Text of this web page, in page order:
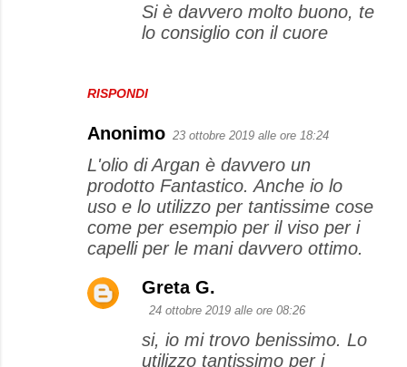
RISPONDI
Si è davvero molto buono, te
lo consiglio con il cuore
Anonimo 23 ottobre 2019 alle ore 18:24
L'olio di Argan è davvero un
prodotto Fantastico. Anche io lo
uso e lo utilizzo per tantissime cose
come per esempio per il viso per i
capelli per le mani davvero ottimo.
Greta G.
24 ottobre 2019 alle ore 08:26
si, io mi trovo benissimo. Lo
utilizzo tantissimo per i